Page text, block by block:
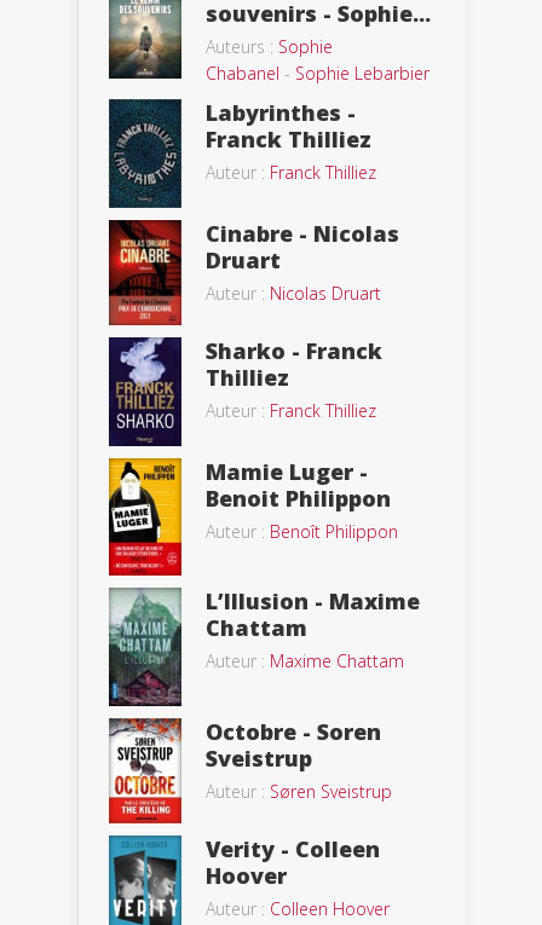
souvenirs - Sophie...
Auteurs : Sophie
Chabanel - Sophie Lebarbier
Labyrinthes -
Franck Thilliez
Auteur : Franck Thilliez
Cinabre - Nicolas
Druart
Auteur : Nicolas Druart
Sharko - Franck
Thilliez
Auteur : Franck Thilliez
Mamie Luger -
Benoit Philippon
Auteur : Benoît Philippon
L’Illusion - Maxime
Chattam
Auteur : Maxime Chattam
Octobre - Soren
Sveistrup
Auteur : Søren Sveistrup
Verity - Colleen
Hoover
Auteur : Colleen Hoover